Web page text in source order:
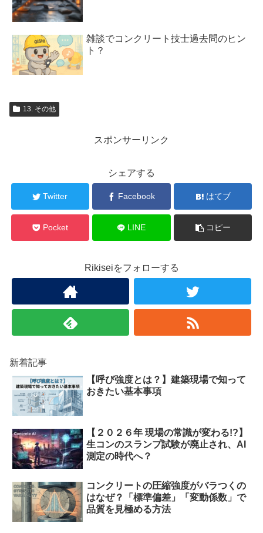
雑談でコンクリート技士過去問のヒン
ト？
13. その他
スポンサーリンク
シェアする
Twitter Facebook はてブ
Pocket LINE コピー
Rikiseiをフォローする
新着記事
【呼び強度とは？】建築現場で知って
おきたい基本事項
【２０２６年 現場の常識が変わる!?】
生コンのスランプ試験が廃止され、AI
測定の時代へ？
コンクリートの圧縮強度がバラつくの
はなぜ？「標準偏差」「変動係数」で
品質を見極める方法